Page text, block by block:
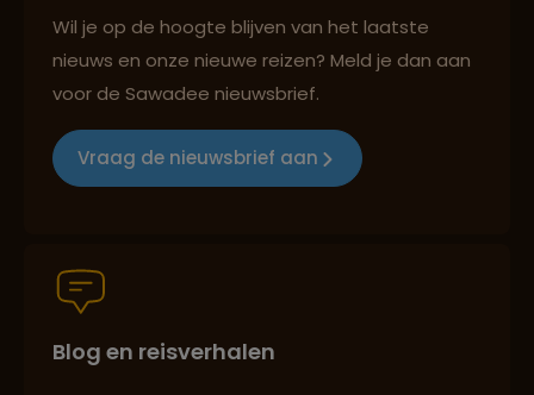
Reizen met oog voor mens, cultuur en milieu
Persoonlijk en deskundig reisadvies
Wil je op de hoogte blijven van het laatste
nieuws en onze nieuwe reizen? Meld je dan aan
voor de Sawadee nieuwsbrief.
Vraag de nieuwsbrief aan
Blog en reisverhalen